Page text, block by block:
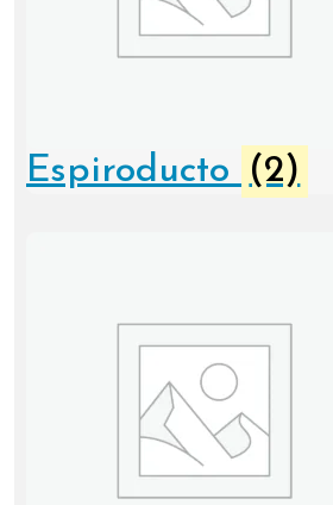
Espiroducto (2)